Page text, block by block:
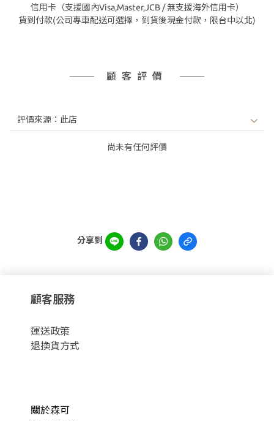
信用卡（支援國內Visa,Master,JCB / 無支援海外信用卡）
貨到付款(公司專車配送可選擇，到貨後現金付款，限台中以北)
顧客評價
尚未有任何評價
分享到
顧客服務
運送政策
退換貨方式
關於森可